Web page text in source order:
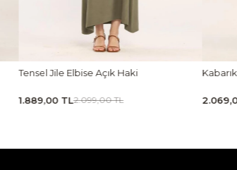
Kabarık Puf Etek Lacivert
2.069,00 TL2.299,00 TL
Tensel